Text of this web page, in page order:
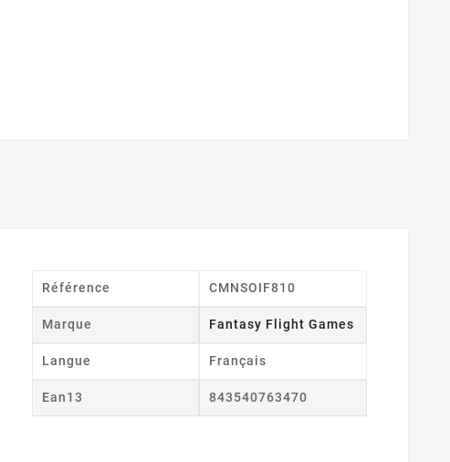
Référence CMNSOIF810
Marque Fantasy Flight Games
Langue Français
Ean13 843540763470